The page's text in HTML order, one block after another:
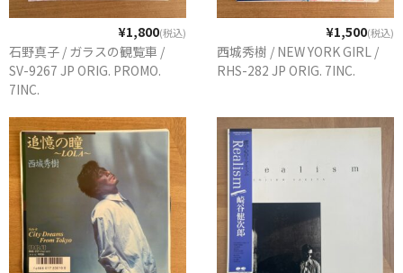
¥1,800(税込)
石野真子 / ガラスの観覧車 /
SV-9267 JP ORIG. PROMO.
7INC.
¥1,500(税込)
西城秀樹 / NEW YORK GIRL /
RHS-282 JP ORIG. 7INC.